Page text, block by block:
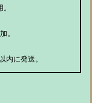
。
内に発送。